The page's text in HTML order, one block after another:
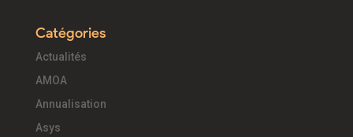
Catégories
Actualités
AMOA
Annualisation
Asys